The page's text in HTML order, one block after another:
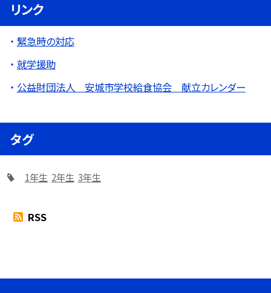
リンク
緊急時の対応
就学援助
公益財団法人 安城市学校給食協会 献立カレンダー
タグ
1年生 2年生 3年生
RSS